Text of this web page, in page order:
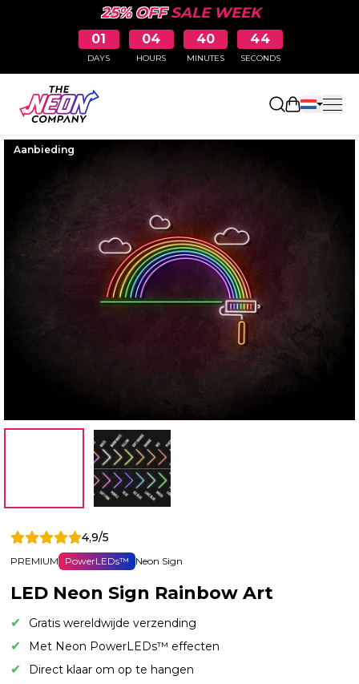
25% OFFSALE WEEK
01
DAYS
04
HOURS
40
MINUTES
44
SECONDS
Aanbieding
4,9/5
PREMIUM PowerLEDs™ Neon Sign
LED Neon Sign Rainbow Art
Gratis wereldwijde verzending
Met Neon PowerLEDs™ effecten
Direct klaar om op te hangen